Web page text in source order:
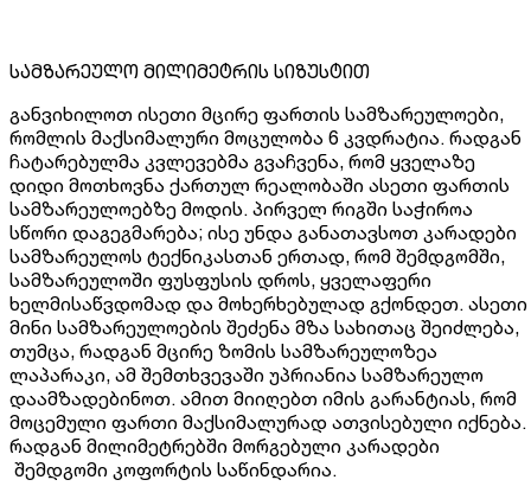
სამზარეულო მილიმეტრის სიზუსტით
განვიხილოთ ისეთი მცირე ფართის სამზარეულოები,
რომლის მაქსიმალური მოცულობა 6 კვდრატია. რადგან
ჩატარებულმა კვლევებმა გვაჩვენა, რომ ყველაზე
დიდი მოთხოვნა ქართულ რეალობაში ასეთი ფართის
სამზარეულოებზე მოდის. პირველ რიგში საჭიროა
სწორი დაგეგმარება; ისე უნდა განათავსოთ კარადები
სამზარეულოს ტექნიკასთან ერთად, რომ შემდგომში,
სამზარეულოში ფუსფუსის დროს, ყველაფერი
ხელმისაწვდომად და მოხერხებულად გქონდეთ. ასეთი
მინი სამზარეულოების შეძენა მზა სახითაც შეიძლება,
თუმცა, რადგან მცირე ზომის სამზარეულოზეა
ლაპარაკი, ამ შემთხვევაში უპრიანია სამზარეულო
დაამზადებინოთ. ამით მიიღებთ იმის გარანტიას, რომ
მოცემული ფართი მაქსიმალურად ათვისებული იქნება.
რადგან მილიმეტრებში მორგებული კარადები
შემდგომი კოფორტის საწინდარია.